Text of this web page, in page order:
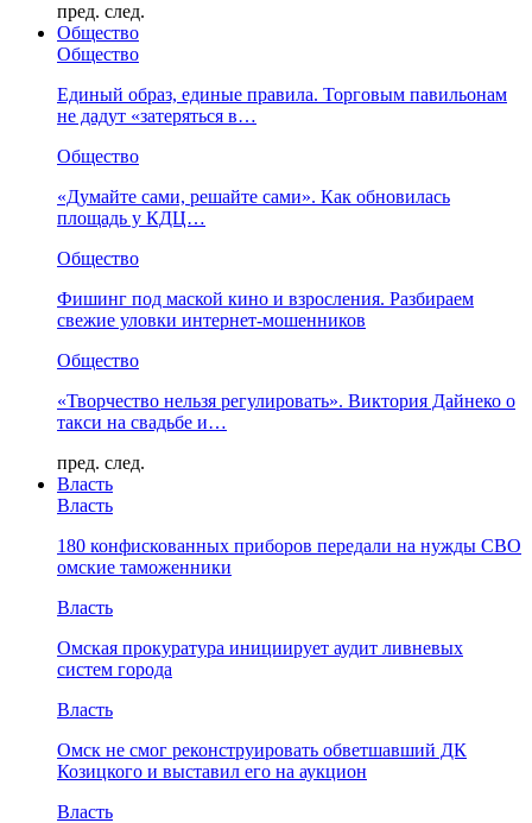
пред. след.
Общество
Общество
Единый образ, единые правила. Торговым павильонам
не дадут «затеряться в…
Общество
«Думайте сами, решайте сами». Как обновилась
площадь у КДЦ…
Общество
Фишинг под маской кино и взросления. Разбираем
свежие уловки интернет-мошенников
Общество
«Творчество нельзя регулировать». Виктория Дайнеко о
такси на свадьбе и…
пред. след.
Власть
Власть
180 конфискованных приборов передали на нужды СВО
омские таможенники
Власть
Омская прокуратура инициирует аудит ливневых
систем города
Власть
Омск не смог реконструировать обветшавший ДК
Козицкого и выставил его на аукцион
Власть